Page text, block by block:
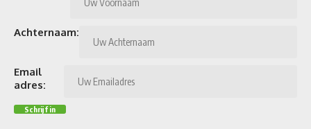
Achternaam:
Email
adres: